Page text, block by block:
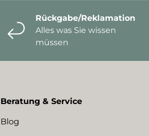
Rückgabe/Reklamation
Alles was Sie wissen
müssen
Beratung & Service
Blog